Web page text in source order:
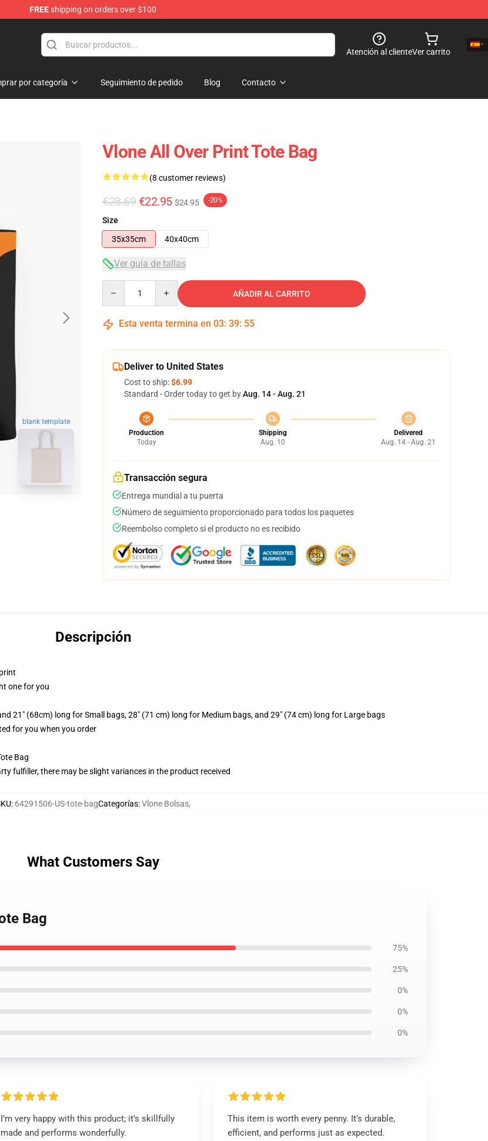
FREEshipping on orders over $100
Atención al clienteVer carrito
por categoría Seguimiento de pedido Blog Contacto
blank template
Vlone All Over Print Tote Bag
(8 customer reviews)
€28.69 €22.95 $24.95 -20%
Size
35x35cm
40x40cm
Ver guía de tallas
AÑADIR AL CARRITO
Esta venta termina en 03: 39: 54
Deliver to United States
Cost to ship:$6.99
Standard - Order today to get byAug. 14 - Aug. 21
Production
Today
Shipping
Aug. 10
Delivered
Aug. 14 - Aug. 21
Transacción segura
Entrega mundial a tu puerta
Número de seguimiento proporcionado para todos los paquetes
Reembolso completo si el producto no es recibido
Descripción
one for you
21" (68cm) long for Small bags, 28" (71 cm) long for Medium bags, and 29" (74 cm) long for Large bags
for you when you order
Bag
fulfiller, there may be slight variances in the product received
: 64291506-US-tote-bagCategorías:Vlone Bolsas,
What Customers Say
Bag
75%
25%
0%
0%
0%
I’m very happy with this product; it’s skillfully
made and performs wonderfully.
This item is worth every penny. It’s durable,
efficient, and performs just as expected.